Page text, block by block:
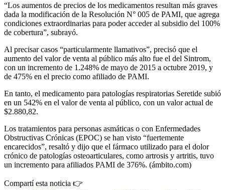
“Los aumentos de precios de los medicamentos resultan más graves
dada la modificación de la Resolución N° 005 de PAMI, que agrega
condiciones extraordinarias para poder acceder al subsidio del 100%
de cobertura”, subrayó.
Al precisar casos “particularmente llamativos”, precisó que el
aumento del valor de venta al público más alto fue el del Sintrom,
con un incremento de 1.248% de mayo de 2015 a octubre 2019, y
de 475% en el precio como afiliado de PAMI.
En tanto, el medicamento para patologías respiratorias Seretide subió
en un 542% en el valor de venta al público, con un valor actual de
$2.880,82.
Los tratamientos para personas asmáticas o con Enfermedades
Obstructivas Crónicas (EPOC) se han visto “fuertemente
encarecidos”, resaltó y dijo que el fármaco utilizado para el dolor
crónico de patologías osteoarticulares, como artrosis y artritis, tuvo
un incremento para afiliados PAMI de 376%. (ámbito.com)
Compartí esta noticia 👉